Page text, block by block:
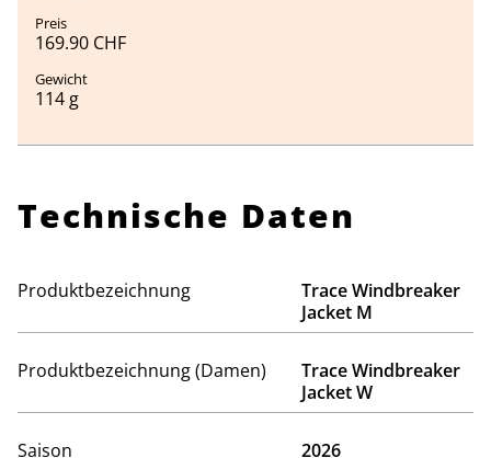
169.90 CHF
114 g
Technische Daten
Produktbezeichnung
Trace Windbreaker
Jacket M
Produktbezeichnung (Damen)
Trace Windbreaker
Jacket W
Saison 2026